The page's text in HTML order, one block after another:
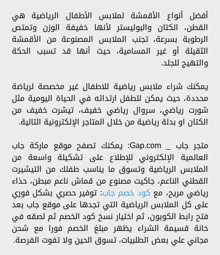
أفضل أنواع الأقمشة لملابس الأطفال الرياضية هي
القطن، الكتان والبوليستر لأنها خفيفة الوزن وتمتص
الرطوبة بسرعة، تجنب الملابس المصنوعة من الأقمشة
الثقيلة أو غير المسامية، حيث أنها قد تسبب الحكة
والتهيج للجلد.
يمكنك شراء ملابس رياضية للاطفال غير مخصصة لرياضة
محددة، حيث يمكن للطفل ارتدائه في الحياة اليومية مثل
شورت رياضي، سروال رياضي خفيف، تيشرت خفيف من
الكتان او بدلة رياضية من خلال المتاجر الإلكترونية التالية.
متجر جاب _ Gap.com: يمكنك تصفح موقع ماركة جاب
العالمية الإلكتروني للإطلاع على تشكيلة واسعة من
الملابس الرياضية وتسوق ما يناسب طفلك من التيشيرت
القطني الناعم، جاكيت مصنوع من قماش ناعم مبطن، حذاء
رياضي مريح، مع كود خصم جاب: توفير حصري بشكل فوري
على كل الملابس الرياضية التي تجدها على موقع جاب بعد
فتح رابط الكوبون، ثم اختيار نسخ كود الخصم ثم لصقه في
خانة قسيمة الشراء يظهر مبلغ الخصم فورا مع شحن
مجاني علي بعض الطلبيات، تسوق الحين ولا تفوت الفرصة.